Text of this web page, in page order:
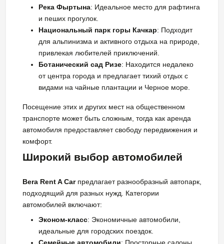
Река Фыртына: Идеальное место для рафтинга
и пеших прогулок.
Национальный парк горы Качкар: Подходит
для альпинизма и активного отдыха на природе,
привлекая любителей приключений.
Ботанический сад Ризе: Находится недалеко
от центра города и предлагает тихий отдых с
видами на чайные плантации и Черное море.
Посещение этих и других мест на общественном
транспорте может быть сложным, тогда как аренда
автомобиля предоставляет свободу передвижения и
комфорт.
Широкий выбор автомобилей
Bera Rent A Carпредлагает разнообразный автопарк,
подходящий для разных нужд. Категории
автомобилей включают:
Эконом-класс: Экономичные автомобили,
идеальные для городских поездок.